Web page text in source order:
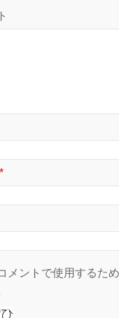
*
メントで使用するた